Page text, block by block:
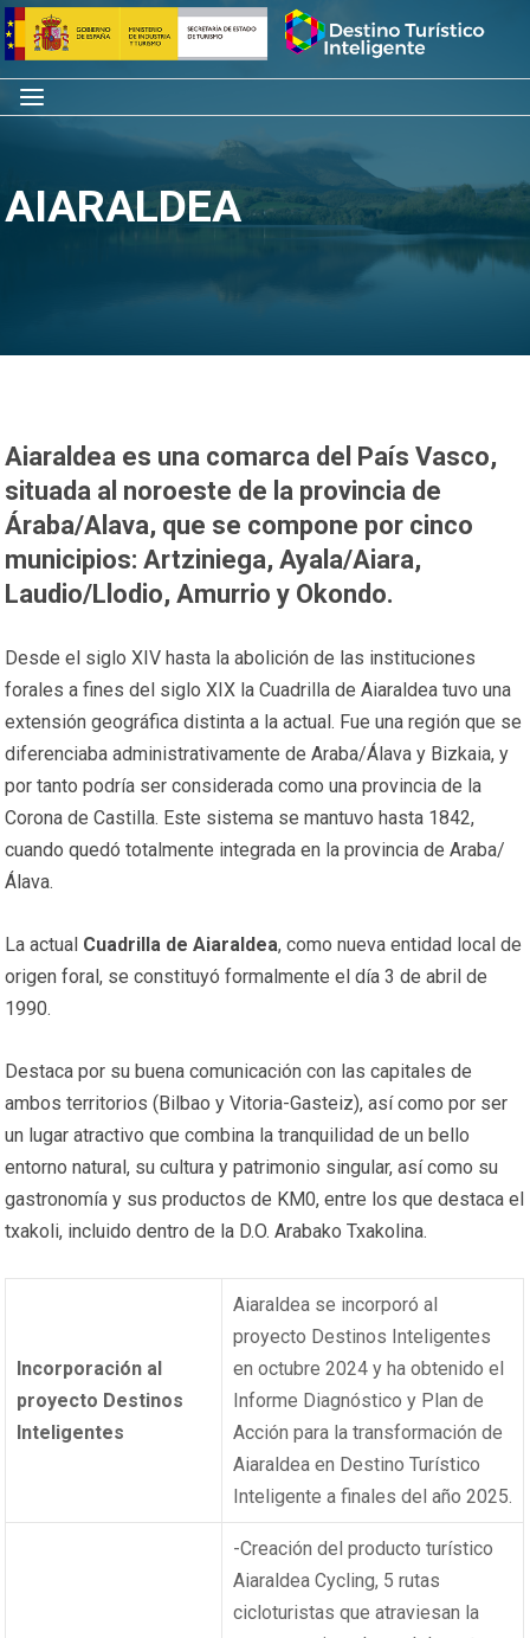
Saltar
al
contenido
Inicio
Menú
AIARALDEA
Aiaraldea es una comarca del País Vasco,
situada al noroeste de la provincia de
Áraba/Alava, que se compone por cinco
municipios: Artziniega, Ayala/Aiara,
Laudio/Llodio, Amurrio y Okondo.
Desde el siglo XIV hasta la abolición de las instituciones
forales a fines del siglo XIX la Cuadrilla de Aiaraldea tuvo una
extensión geográfica distinta a la actual. Fue una región que se
diferenciaba administrativamente de Araba/Álava y Bizkaia, y
por tanto podría ser considerada como una provincia de la
Corona de Castilla. Este sistema se mantuvo hasta 1842,
cuando quedó totalmente integrada en la provincia de Araba/
Álava.
La actual Cuadrilla de Aiaraldea, como nueva entidad local de
origen foral, se constituyó formalmente el día 3 de abril de
1990.
Destaca por su buena comunicación con las capitales de
ambos territorios (Bilbao y Vitoria-Gasteiz), así como por ser
un lugar atractivo que combina la tranquilidad de un bello
entorno natural, su cultura y patrimonio singular, así como su
gastronomía y sus productos de KM0, entre los que destaca el
txakoli, incluido dentro de la D.O. Arabako Txakolina.
Incorporación al
proyecto Destinos
Inteligentes
Aiaraldea se incorporó al
proyecto Destinos Inteligentes
en octubre 2024 y ha obtenido el
Informe Diagnóstico y Plan de
Acción para la transformación de
Aiaraldea en Destino Turístico
Inteligente a finales del año 2025.
-Creación del producto turístico
Aiaraldea Cycling, 5 rutas
cicloturistas que atraviesan la